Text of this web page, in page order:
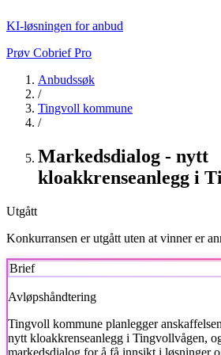
KI-løsningen for anbud
Prøv Cobrief Pro
Anbudssøk
/
Tingvoll kommune
/
Markedsdialog - nytt
kloakkrenseanlegg i
Utgått
Konkurransen er utgått uten at vinner er
Brief
Avløpshåndtering
Tingvoll kommune planlegger
nytt kloakkrenseanlegg i Tingvollvågen,
markedsdialog for å få innsikt i løsninger